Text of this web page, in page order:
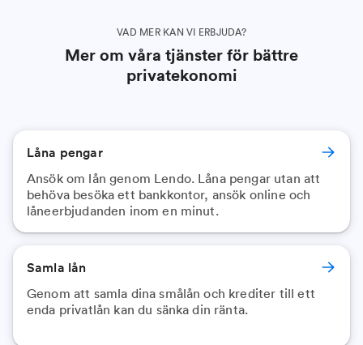
VAD MER KAN VI ERBJUDA?
Mer om våra tjänster för bättre
privatekonomi
Låna pengar
Ansök om lån genom Lendo. Låna pengar utan att
behöva besöka ett bankkontor, ansök online och
låneerbjudanden inom en minut.
Samla lån
Genom att samla dina smålån och krediter till ett
enda privatlån kan du sänka din ränta.